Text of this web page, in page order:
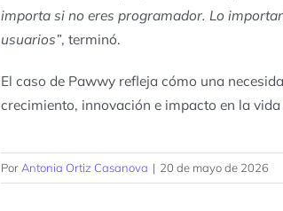
importa si no eres programador. Lo
usuarios”, terminó.
El caso de Pawwy refleja cómo una
crecimiento, innovación e impacto en la
Por Antonia Ortiz Casanova | 20 de mayo de 2026